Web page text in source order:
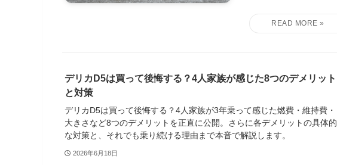
デリカD5は買って後悔する？4人家族が感じた8つのデメリット
と対策
デリカD5は買って後悔する？4人家族が3年乗って感じた燃費・維持費・
大きさなど8つのデメリットを正直に公開。さらに各デメリットの具体的
な対策と、それでも乗り続ける理由まで本音で解説します。
2026年6月18日